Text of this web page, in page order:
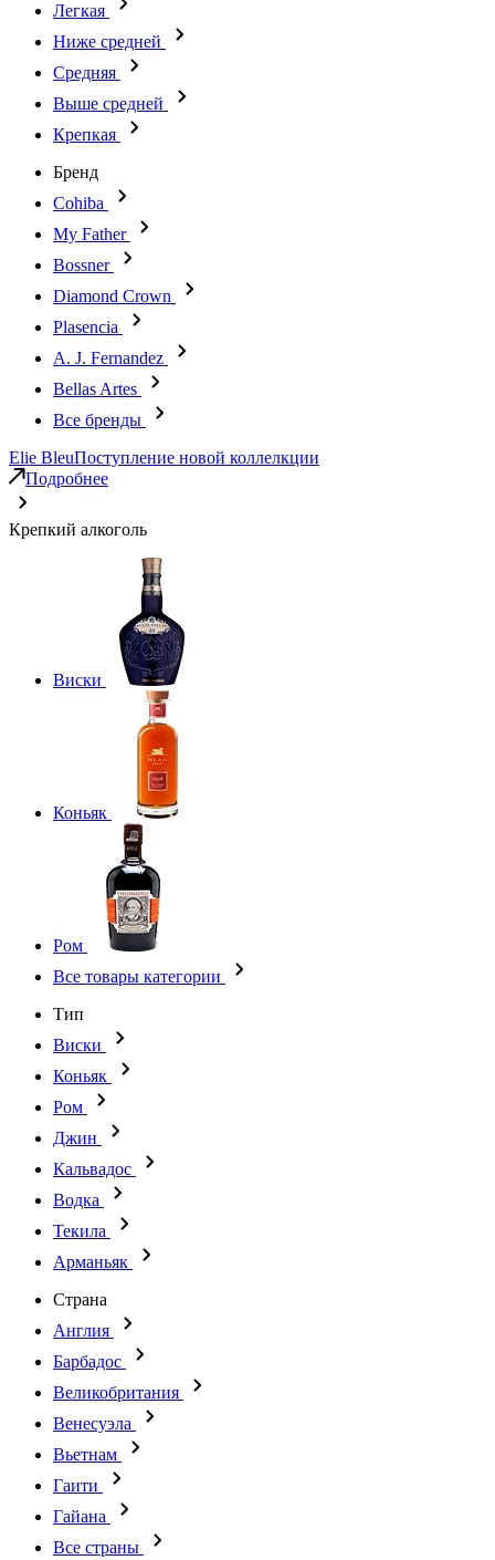
Легкая
Ниже средней
Средняя
Выше средней
Крепкая
Бренд
Cohiba
My Father
Bossner
Diamond Crown
Plasencia
A. J. Fernandez
Bellas Artes
Все бренды
Elie BleuПоступление новой коллелкции
Подробнее
Крепкий алкоголь
Виски
Коньяк
Ром
Все товары категории
Тип
Виски
Коньяк
Ром
Джин
Кальвадос
Водка
Текила
Арманьяк
Страна
Англия
Барбадос
Великобритания
Венесуэла
Вьетнам
Гаити
Гайана
Все страны